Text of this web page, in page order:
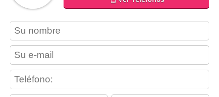
contact_name
contact_email
contact_phone